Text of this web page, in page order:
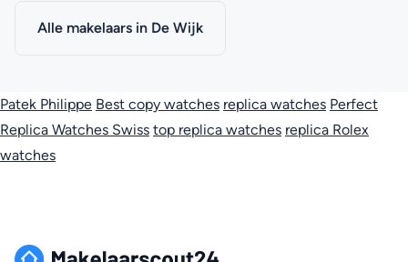
Alle makelaars in De Wijk
Patek Philippe Best copy watches replica watches Perfect
Replica Watches Swiss top replica watches replica Rolex
watches